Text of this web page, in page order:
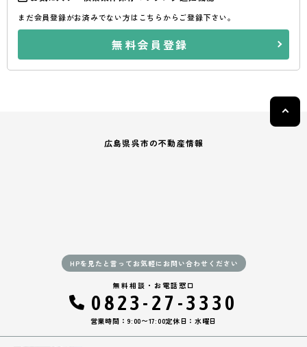
まだ会員登録がお済みでない方はこちらからご登録下さい。
無料会員登録
広島県呉市の不動産情報
HPを見たと言ってお気軽にお問い合わせください
無料相談・お電話窓口
0823-27-3330
営業時間：9:00〜17:00定休日：水曜日